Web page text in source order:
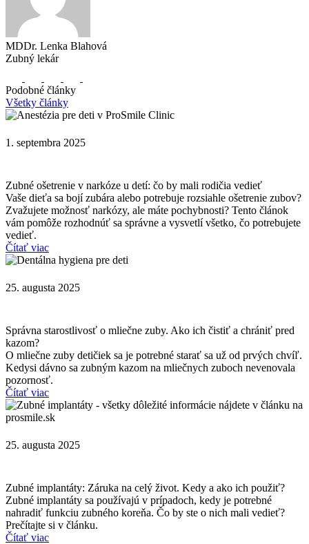
MDDr. Lenka Blahová
Zubný lekár
Podobné články
Všetky články
1. septembra 2025
Zubné ošetrenie v narkóze u detí: čo by mali rodičia vedieť
Vaše dieťa sa bojí zubára alebo potrebuje rozsiahle ošetrenie zubov?
Zvažujete možnosť narkózy, ale máte pochybnosti? Tento článok
vám pomôže rozhodnúť sa správne a vysvetlí všetko, čo potrebujete
vedieť.
Čítať viac
25. augusta 2025
Správna starostlivosť o mliečne zuby. Ako ich čistiť a chrániť pred
kazom?
O mliečne zuby detičiek sa je potrebné starať sa už od prvých chvíľ.
Kedysi dávno sa zubným kazom na mliečnych zuboch nevenovala
pozornosť.
Čítať viac
25. augusta 2025
Zubné implantáty: Záruka na celý život. Kedy a ako ich použiť?
Zubné implantáty sa používajú v prípadoch, kedy je potrebné
nahradiť funkciu zubného koreňa. Čo by ste o nich mali vedieť?
Prečítajte si v článku.
Čítať viac